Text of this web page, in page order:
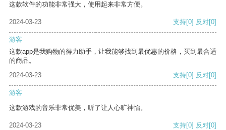
这款软件的功能非常强大，使用起来非常方便。
2024-03-23 支持[0] 反对[0]
游客
这款app是我购物的得力助手，让我能够找到最优惠的价格，买到最合适
的商品。
2024-03-23
支持[0] 反对[0]
游客
这款游戏的音乐非常优美，听了让人心旷神怡。
2024-03-23 支持[0] 反对[0]